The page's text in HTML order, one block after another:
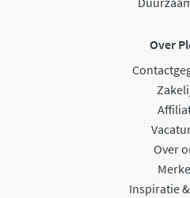
Over
Over
Inspiratie